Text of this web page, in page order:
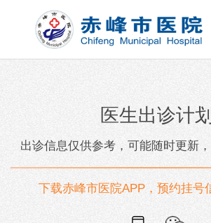
医生出诊计划
出诊信息仅供参考，可能随时更新
下载赤峰市医院APP，预约挂号